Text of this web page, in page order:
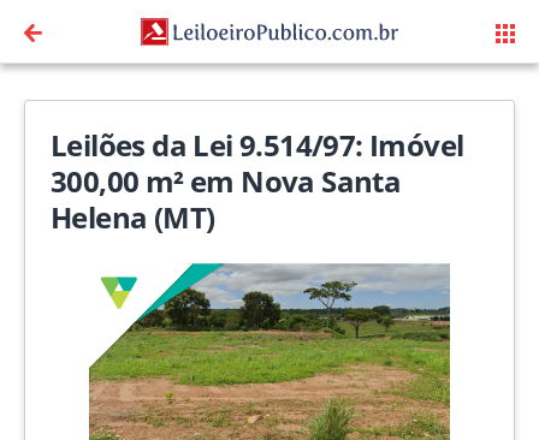
Leilões da Lei 9.514/97: Imóvel
300,00 m² em Nova Santa
Helena (MT)